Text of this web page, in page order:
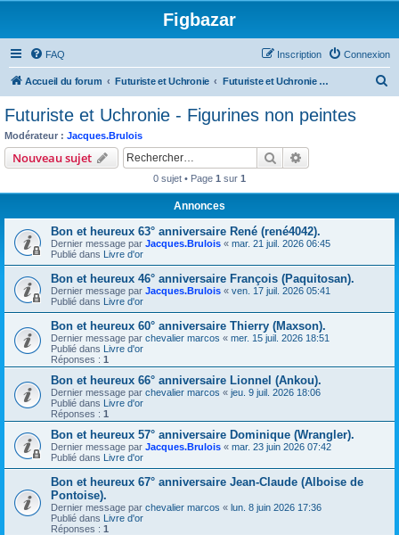
Figbazar
FAQ Connexion
Inscription
Accueil du forum Futuriste et Uchronie Futuriste et Uchronie - Figurines non peintes
Futuriste et Uchronie - Figurines non peintes
Modérateur : Jacques.Brulois
Nouveau sujet Rechercher
0 sujet • Page 1 sur 1
Annonces
Bon et heureux 63° anniversaire René (rené4042).
Dernier message par Jacques.Brulois « mar. 21 juil. 2026 06:45
Publié dans Livre d'or
Bon et heureux 46° anniversaire François (Paquitosan).
Dernier message par Jacques.Brulois « ven. 17 juil. 2026 05:41
Publié dans Livre d'or
Bon et heureux 60° anniversaire Thierry (Maxson).
Dernier message par chevalier marcos « mer. 15 juil. 2026 18:51
Publié dans Livre d'or
Réponses : 1
Bon et heureux 66° anniversaire Lionnel (Ankou).
Dernier message par chevalier marcos « jeu. 9 juil. 2026 18:06
Publié dans Livre d'or
Réponses : 1
Bon et heureux 57° anniversaire Dominique (Wrangler).
Dernier message par Jacques.Brulois « mar. 23 juin 2026 07:42
Publié dans Livre d'or
Bon et heureux 67° anniversaire Jean-Claude (Alboise de
Pontoise).
Dernier message par chevalier marcos « lun. 8 juin 2026 17:36
Publié dans Livre d'or
Réponses : 1